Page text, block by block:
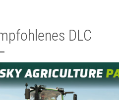
DLC